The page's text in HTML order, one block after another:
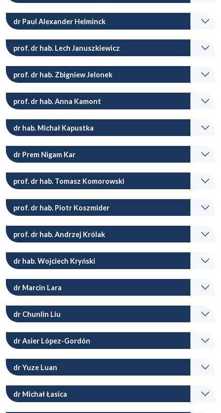
dr Paul Alexander Helminck
prof. dr hab. Lech Januszkiewicz
prof. dr hab. Zbigniew Jelonek
prof. dr hab. Anna Kamont
dr hab. Michał Kapustka
dr Prem Nigam Kar
prof. dr hab. Tomasz Komorowski
prof. dr hab. Piotr Koszmider
prof. dr hab. Andrzej Królak
dr hab. Wojciech Kryński
dr Marcin Lara
dr Chunlin Liu
dr Asier López-Gordón
dr Yuze Luan
dr Michał Łasica